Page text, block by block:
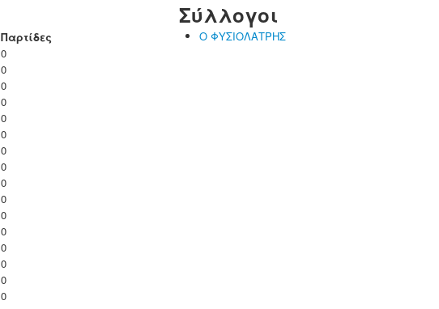
Παρτίδες
0
0
0
0
0
0
0
0
0
0
0
0
0
0
0
0
Σύλλογοι
Ο ΦΥΣΙΟΛΑΤΡΗΣ